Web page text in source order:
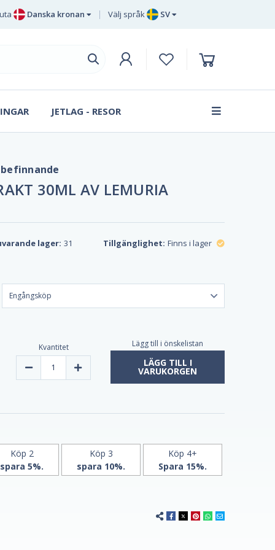
Danska kronan Välj språk SV
DE
JETLAG - RESOR
30ML AV LEMURIA
lager: 31 Tillgänglighet: Finns i lager
Kvantitet
Minska
av
Öka
Echinacea
av
Lägg till i önskelistan
LÄGG TILL I
VARUKORGEN
Köp 2
spara 5%.
Köp 3
spara 10%.
Köp 4+
Spara 15%.